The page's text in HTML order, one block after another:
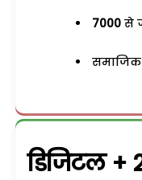
7000 से
डिजिटल +